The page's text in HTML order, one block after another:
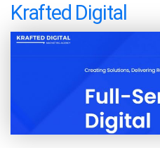
Krafted Digital